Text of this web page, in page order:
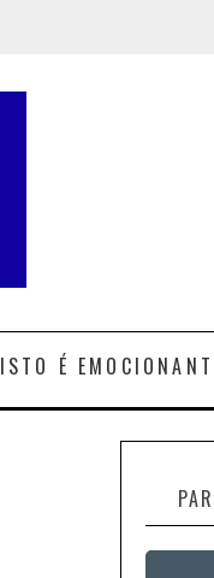
ISTO É